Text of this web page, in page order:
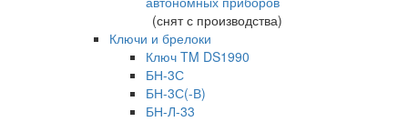
(снят с производства)
Ключи и брелоки
Ключ TM DS1990
БН-3С
БН-3С(-В)
БН-Л-33